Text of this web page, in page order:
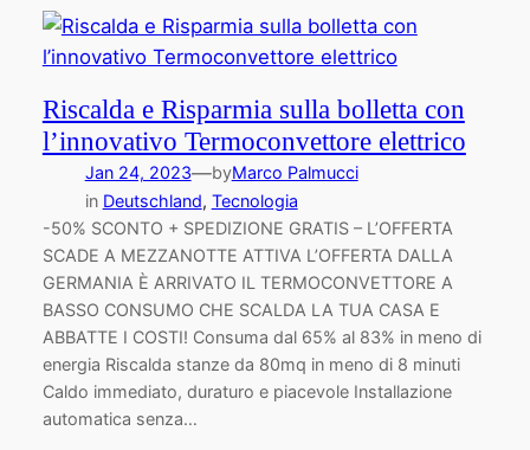
Riscalda e Risparmia sulla bolletta con
l’innovativo Termoconvettore elettrico
Jan 24, 2023—byMarco Palmucci
in Deutschland, Tecnologia
-50% SCONTO + SPEDIZIONE GRATIS – L’OFFERTA
SCADE A MEZZANOTTE ATTIVA L’OFFERTA DALLA
GERMANIA È ARRIVATO IL TERMOCONVETTORE A
BASSO CONSUMO CHE SCALDA LA TUA CASA E
ABBATTE I COSTI! Consuma dal 65% al 83% in meno di
energia Riscalda stanze da 80mq in meno di 8 minuti
Caldo immediato, duraturo e piacevole Installazione
automatica senza…